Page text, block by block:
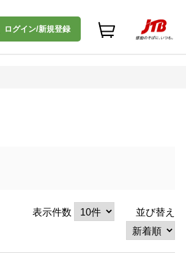
ログイン/新規登録
表示件数 並び替え